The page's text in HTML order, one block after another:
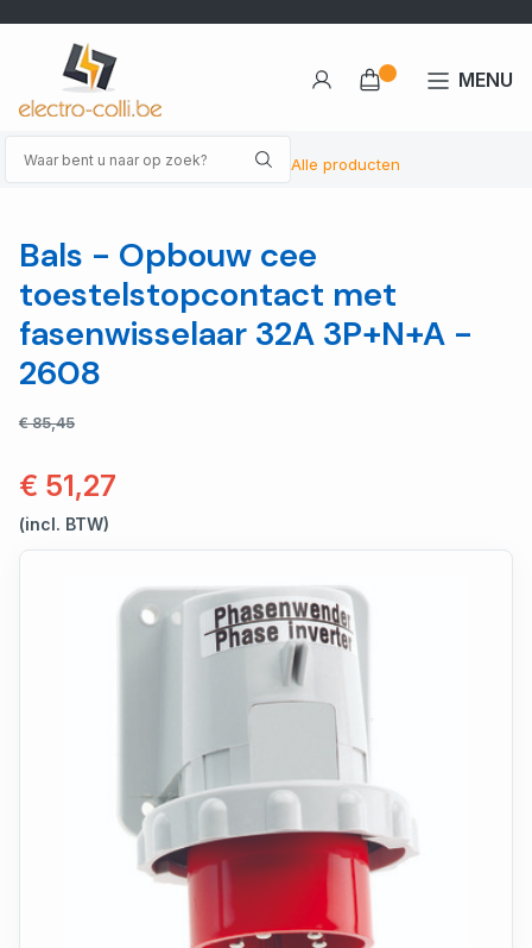
Alle producten
MENU
Bals - Opbouw cee
toestelstopcontact met
fasenwisselaar 32A 3P+N+A -
2608
€ 85,45
€ 51,27
(incl. BTW)